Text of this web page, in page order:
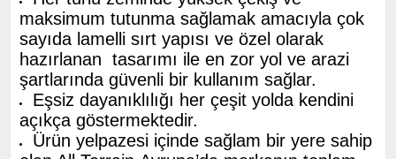
maksimum tutunma sağlamak amacıyla çok
sayıda lamelli sırt yapısı ve özel olarak
hazırlanan tasarımı ile en zor yol ve arazi
şartlarında güvenli bir kullanım sağlar.
Eşsiz dayanıklılığı her çeşit yolda kendini
açıkça göstermektedir.
Ürün yelpazesi içinde sağlam bir yere sahip